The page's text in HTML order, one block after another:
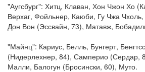
"Аугсбург": Хитц, Клаван, Хон Чжон Хо
Верхаг, Фойльнер, Каюби, Гу Чжа
Дон Вон (Эссвайн, 73), Матавж,
"Майнц": Кариус, Белль, Бунгерт,
(Нидерлехнер, 84), Самперио (Сердар,
Малли, Балогун (Бросински, 60), Муто.